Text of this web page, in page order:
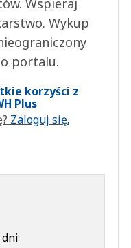
Wspieraj
Wykup
portalu.
korzyści z
Plus
Zaloguj się.
dni